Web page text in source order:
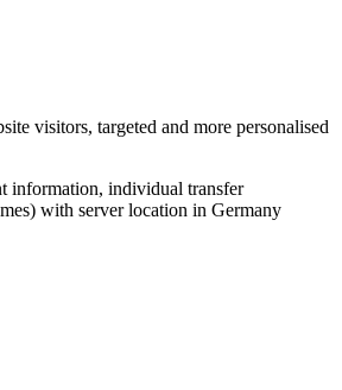
visitors, targeted and more personalised
information, individual transfer
with server location in Germany